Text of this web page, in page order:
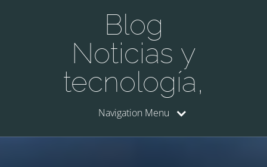
Blog
Noticias y
tecnología,
Navigation Menu